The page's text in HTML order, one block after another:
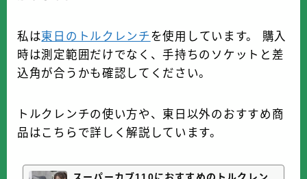
私は東日のトルクレンチ を使用しています。 購入
時は測定範囲だけでなく、手持ちのソケットと差
込角が合うかも確認してください。
トルクレンチの使い方や、東日以外のおすすめ商
品はこちらで詳しく解説しています。